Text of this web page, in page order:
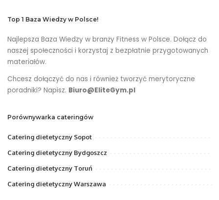
Top 1 Baza Wiedzy w Polsce!
Najlepsza Baza Wiedzy w branży Fitness w Polsce. Dołącz do
naszej społeczności i korzystaj z bezpłatnie przygotowanych
materiałów.
Chcesz dołączyć do nas i również tworzyć merytoryczne
poradniki? Napisz. Biuro@EliteGym.pl
Porównywarka cateringów
Catering dietetyczny Sopot
Catering dietetyczny Bydgoszcz
Catering dietetyczny Toruń
Catering dietetyczny Warszawa